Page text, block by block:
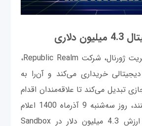
دلاری
به گزارش وال استریت ژورنال، شرکت Republic Realm،
خریداری می‌کند و آن‌را به
تبدیل می‌کند تا علاقه‌مندان اقدام
به خرید یا اجرا کنند، روز سه‌شنبه 9 آذرماه 1400 اعلام
کرد که زمینی به ارزش 4.3 میلیون دلار در Sandbox